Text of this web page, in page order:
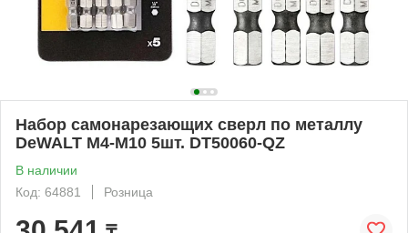
Набор самонарезающих сверл по металлу
DeWALT M4-M10 5шт. DT50060-QZ
В наличии
Код: 64881
Розница